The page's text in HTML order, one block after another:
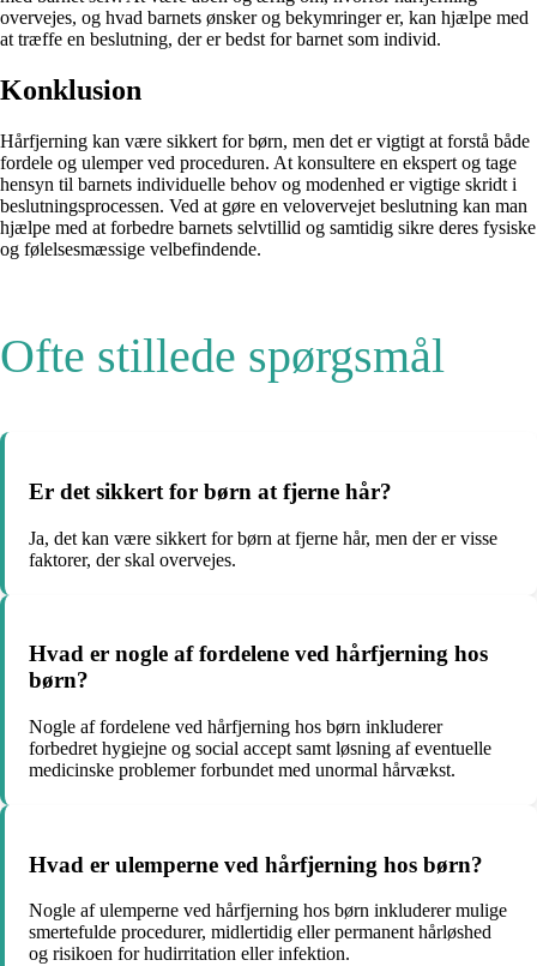
overvejes, og hvad barnets ønsker og bekymringer er, kan hjælpe med
at træffe en beslutning, der er bedst for barnet som individ.
Konklusion
Hårfjerning kan være sikkert for børn, men det er vigtigt at forstå både
fordele og ulemper ved proceduren. At konsultere en ekspert og tage
hensyn til barnets individuelle behov og modenhed er vigtige skridt i
beslutningsprocessen. Ved at gøre en velovervejet beslutning kan man
hjælpe med at forbedre barnets selvtillid og samtidig sikre deres fysiske
og følelsesmæssige velbefindende.
Ofte stillede spørgsmål
Er det sikkert for børn at fjerne hår?
Ja, det kan være sikkert for børn at fjerne hår, men der er visse
faktorer, der skal overvejes.
Hvad er nogle af fordelene ved hårfjerning hos
børn?
Nogle af fordelene ved hårfjerning hos børn inkluderer
forbedret hygiejne og social accept samt løsning af eventuelle
medicinske problemer forbundet med unormal hårvækst.
Hvad er ulemperne ved hårfjerning hos børn?
Nogle af ulemperne ved hårfjerning hos børn inkluderer mulige
smertefulde procedurer, midlertidig eller permanent hårløshed
og risikoen for hudirritation eller infektion.